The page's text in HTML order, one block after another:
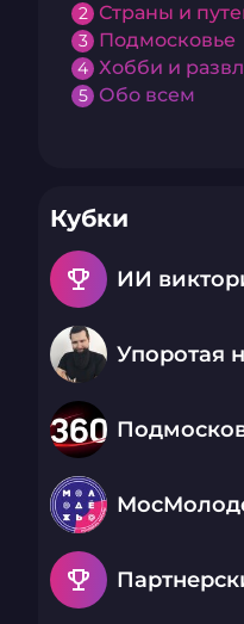
2 Страны и
3 Подмосковье
4 Хобби и
5 Обо всем
Кубки
emoji_events ИИ
emoji_events